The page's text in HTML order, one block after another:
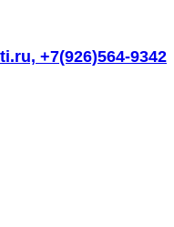
+7(926)564-9342